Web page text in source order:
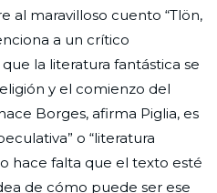
al maravilloso cuento “Tlön,
a un crítico
la literatura fantástica se
y el comienzo del
Borges, afirma Piglia, es
o “literatura
hace falta que el texto esté
de cómo puede ser ese